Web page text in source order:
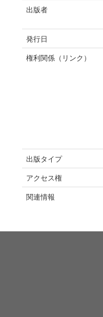
出版者
発行日
権利関係（リンク）
出版タイプ
アクセス権
関連情報